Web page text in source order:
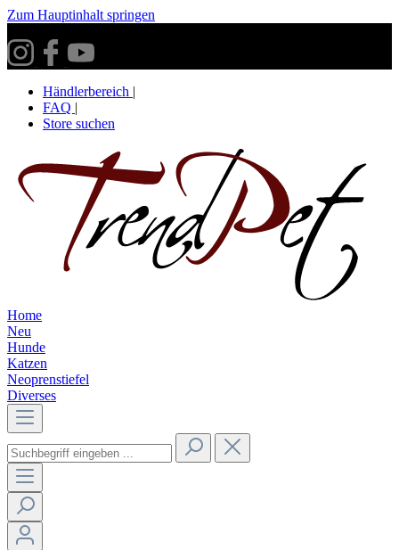
Zum Hauptinhalt springen
Händlerbereich |
FAQ |
Store suchen
Home
Neu
Hunde
Katzen
Neoprenstiefel
Diverses